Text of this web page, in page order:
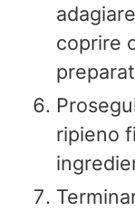
coprire
ripieno